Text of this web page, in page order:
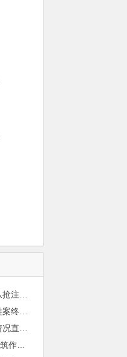
于国栋律师｜从“中国尊酒瓶案”看建筑作品著作权保护的司法边界与商用合规